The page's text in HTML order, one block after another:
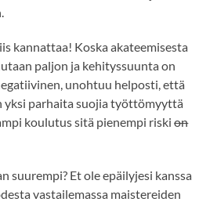
kannattaa! Koska akateemisesta
paljon ja kehityssuunta on
unohtuu helposti, että
yksi parhaita suojia työttömyyttä
koulutus sitä pienempi riskion
suurempi? Et ole epäilyjesi kanssa
vastailemassa maistereiden